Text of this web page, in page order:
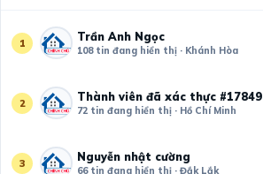
1 Trần Anh Ngọc
108 tin đang hiển thị · Khánh Hòa
2 Thành viên đã xác thực #17849
72 tin đang hiển thị · Hồ Chí Minh
3 Nguyễn nhật cường
66 tin đang hiển thị · Đắk Lắk